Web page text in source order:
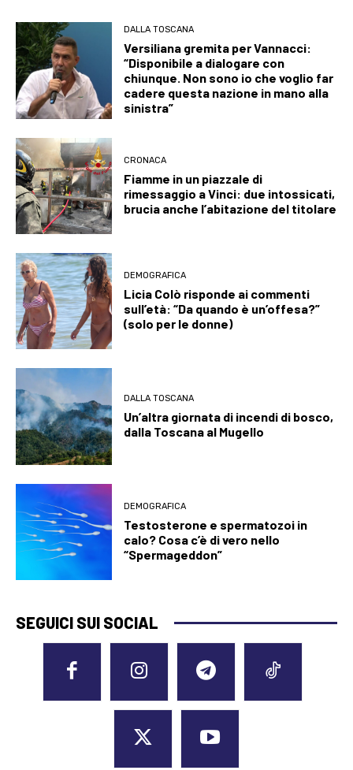
DALLA TOSCANA
Versiliana gremita per Vannacci:
“Disponibile a dialogare con
chiunque. Non sono io che voglio far
cadere questa nazione in mano alla
sinistra”
CRONACA
Fiamme in un piazzale di
rimessaggio a Vinci: due intossicati,
brucia anche l’abitazione del titolare
DEMOGRAFICA
Licia Colò risponde ai commenti
sull’età: “Da quando è un’offesa?”
(solo per le donne)
DALLA TOSCANA
Un’altra giornata di incendi di bosco,
dalla Toscana al Mugello
DEMOGRAFICA
Testosterone e spermatozoi in
calo? Cosa c’è di vero nello
“Spermageddon”
SEGUICI SUI SOCIAL